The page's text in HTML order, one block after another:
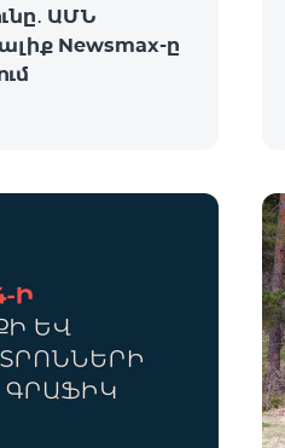
ԱՄՆ
Newsmax-ը